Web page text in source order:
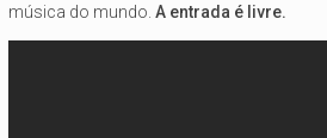
música do mundo. A entrada é livre.